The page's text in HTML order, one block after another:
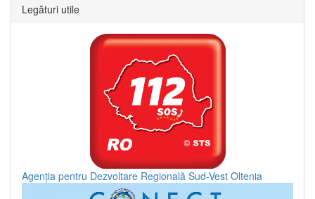
Legături utile
Agenția pentru Dezvoltare Regională Sud-Vest Oltenia